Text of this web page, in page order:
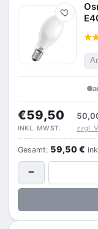
Merken
€59,50
INKL. MWST. zzgl.
Gesamt: 59,50 €
−